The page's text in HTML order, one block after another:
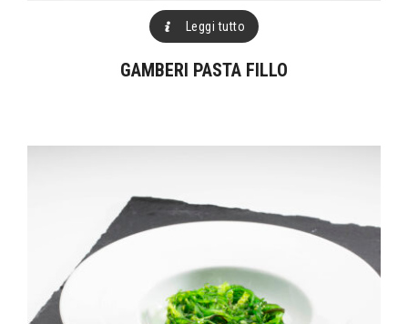
Leggi tutto
GAMBERI PASTA FILLO